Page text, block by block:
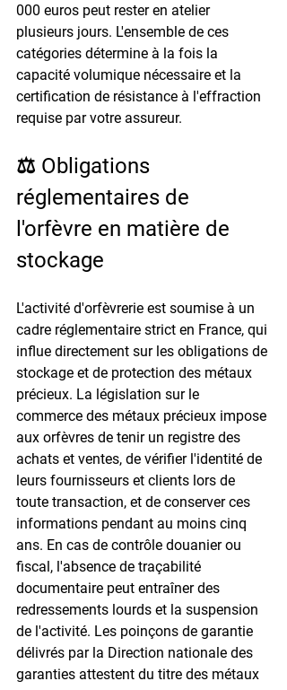
000 euros peut rester en atelier
plusieurs jours. L'ensemble de ces
catégories détermine à la fois la
capacité volumique nécessaire et la
certification de résistance à l'effraction
requise par votre assureur.
⚖️ Obligations
réglementaires de
l'orfèvre en matière de
stockage
L'activité d'orfèvrerie est soumise à un
cadre réglementaire strict en France, qui
influe directement sur les obligations de
stockage et de protection des métaux
précieux. La législation sur le
commerce des métaux précieux impose
aux orfèvres de tenir un registre des
achats et ventes, de vérifier l'identité de
leurs fournisseurs et clients lors de
toute transaction, et de conserver ces
informations pendant au moins cinq
ans. En cas de contrôle douanier ou
fiscal, l'absence de traçabilité
documentaire peut entraîner des
redressements lourds et la suspension
de l'activité. Les poinçons de garantie
délivrés par la Direction nationale des
garanties attestent du titre des métaux